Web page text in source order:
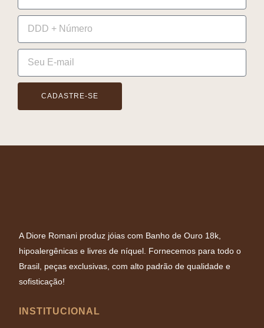
CADASTRE-SE
A Diore Romani produz jóias com Banho de Ouro 18k,
hipoalergênicas e livres de níquel. Fornecemos para todo o
Brasil, peças exclusivas, com alto padrão de qualidade e
sofisticação!
INSTITUCIONAL